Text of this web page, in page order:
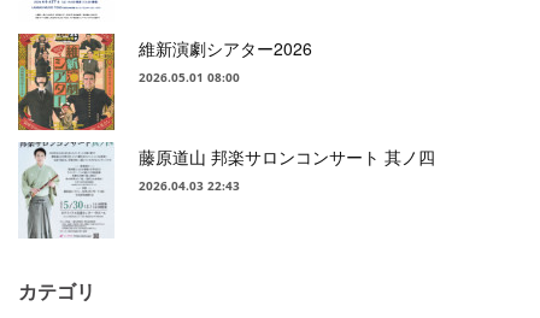
維新演劇シアター2026
2026.05.01 08:00
藤原道山 邦楽サロンコンサート 其ノ四
2026.04.03 22:43
カテゴリ